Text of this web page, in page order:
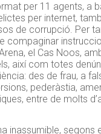
per 11 agents, a
per internet,
de corrupció. Per
compaginar
el Cas Noos,
així com totes
des de frau, a
pederàstia,
entre de molts
inassumible, segons